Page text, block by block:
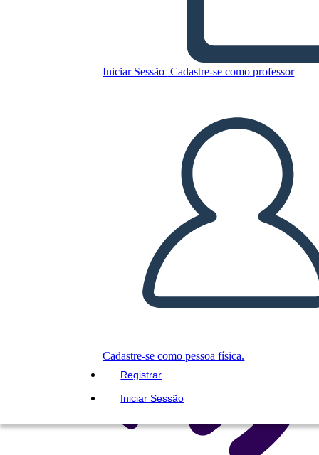
Iniciar Sessão Cadastre-se como professor
Cadastre-se como pessoa física.
Registrar
Iniciar Sessão
REPRODUZIR APRESENTAÇÃO DE SLIDES
LEIA PRA MIM